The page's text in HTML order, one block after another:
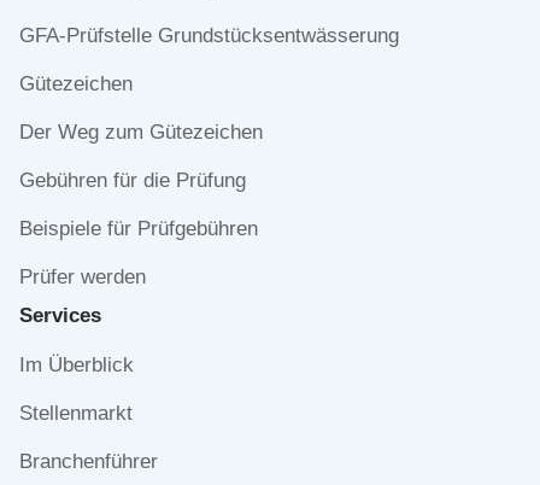
Navigation
GFA-Prüfstelle Grundstücksentwässerung
Gütezeichen
Der Weg zum Gütezeichen
Gebühren für die Prüfung
Beispiele für Prüfgebühren
Prüfer werden
Services
Navigation
Im Überblick
Stellenmarkt
Branchenführer